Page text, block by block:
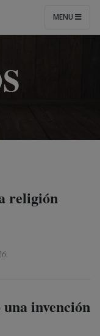
MENU
religión
.
invención